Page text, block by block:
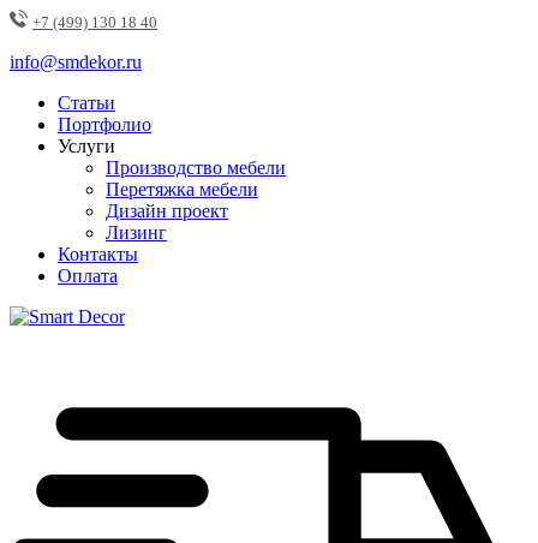
+7 (499) 130 18 40
info@smdekor.ru
Статьи
Портфолио
Услуги
Производство мебели
Перетяжка мебели
Дизайн проект
Лизинг
Контакты
Оплата